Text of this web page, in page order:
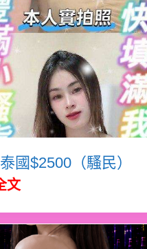
泰國$2500（騷民）
文